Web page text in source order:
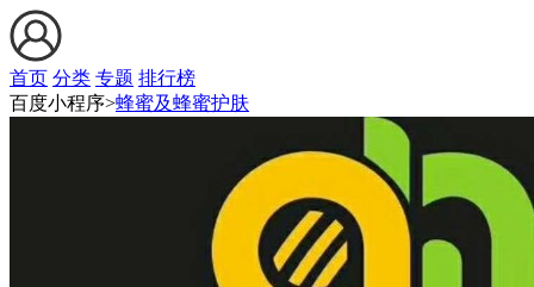
首页 分类 专题 排行榜
百度小程序>蜂蜜及蜂蜜护肤